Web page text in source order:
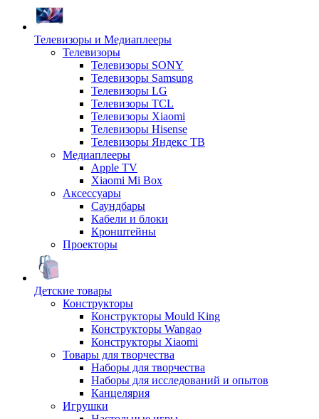
Телевизоры и Медиаплееры
Телевизоры
Телевизоры SONY
Телевизоры Samsung
Телевизоры LG
Телевизоры TCL
Телевизоры Xiaomi
Телевизоры Hisense
Телевизоры Яндекс ТВ
Медиаплееры
Apple TV
Xiaomi Mi Box
Аксессуары
Саундбары
Кабели и блоки
Кронштейны
Проекторы
Детские товары
Конструкторы
Конструкторы Mould King
Конструкторы Wangao
Конструкторы Xiaomi
Товары для творчества
Наборы для творчества
Наборы для исследований и опытов
Канцелярия
Игрушки